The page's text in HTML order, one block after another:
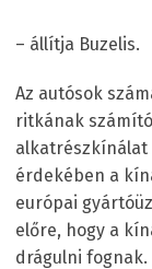
– állítja Buzelis.
Az autósok
ritkának
alkatrészkínálat
érdekében a
európai
előre, hogy a
drágulni fognak.